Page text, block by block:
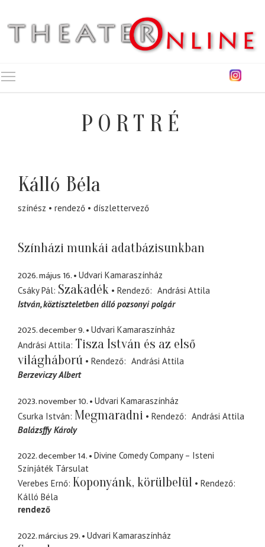
PORTRÉ
Kálló Béla
színész rendező díszlettervező
Színházi munkái adatbázisunkban
2026. május 16.
Udvari Kamaraszínház
Csáky Pál Szakadék Rendező
Andrási Attila
István köztiszteletben álló pozsonyi polgár
2025. december 9.
Udvari Kamaraszínház
Andrási Attila Tisza István és az első
világháború
Rendező
Andrási Attila
Berzeviczy Albert
2023. november 10.
Udvari Kamaraszínház
Csurka István Megmaradni Rendező
Andrási Attila
Balázsffy Károly
2022. december 14.
Divine Comedy Company – Isteni
Színjáték Társulat
Verebes Ernő Koponyánk, körülbelül
Rendező
Kálló Béla
rendező
2022. március 29. Udvari Kamaraszínház